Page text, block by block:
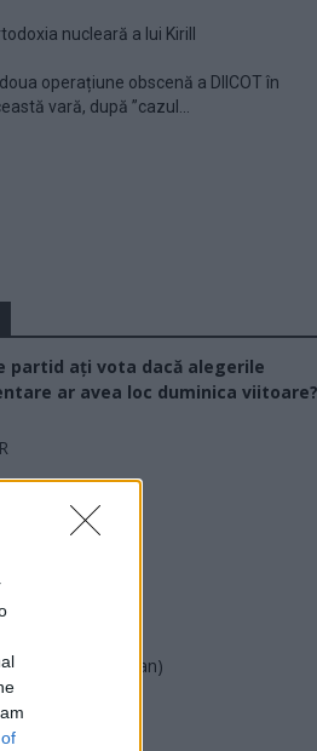
nucleară a lui Kirill
operațiune obscenă a DIICOT în
vară, după ”cazul...
partid ați vota dacă alegerile
ar avea loc duminica viitoare?
(Tomac)
Dreptei (L. Orban)